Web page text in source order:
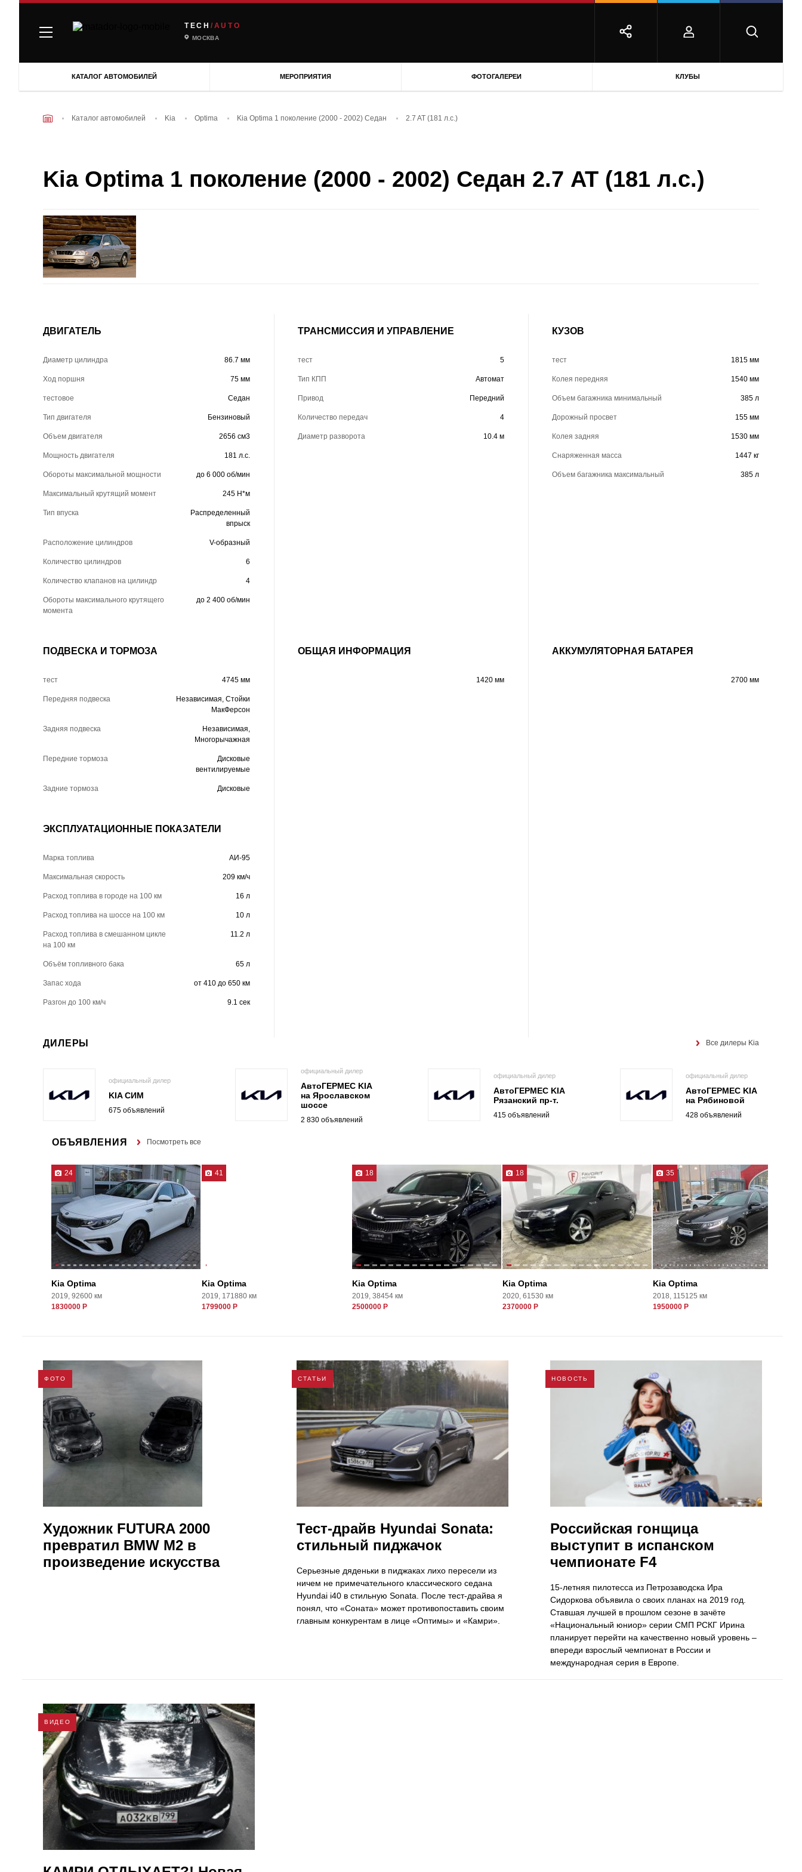
TECH /AUTO
МОСКВА
КАТАЛОГ АВТОМОБИЛЕЙ МЕРОПРИЯТИЯ ФОТОГАЛЕРЕИ КЛУБЫ
Каталог автомобилей Kia Optima Kia Optima 1 поколение (2000 - 2002) Седан 2.7 AT (181 л.с.)
Kia Optima 1 поколение (2000 - 2002) Седан 2.7 AT (181 л.с.)
ДВИГАТЕЛЬ
Диаметр цилиндра 86.7 мм
Ход поршня 75 мм
тестовое Седан
Тип двигателя Бензиновый
Объем двигателя 2656 см3
Мощность двигателя 181 л.с.
Обороты максимальной мощности до 6 000 об/мин
Максимальный крутящий момент 245 Н*м
Тип впуска
Распределенный
впрыск
Расположение цилиндров V-образный
Количество цилиндров 6
Количество клапанов на цилиндр 4
Обороты максимального крутящего
момента
до 2 400 об/мин
ТРАНСМИССИЯ И УПРАВЛЕНИЕ
тест 5
Тип КПП Автомат
Привод Передний
Количество передач 4
Диаметр разворота 10.4 м
КУЗОВ
тест 1815 мм
Колея передняя 1540 мм
Объем багажника минимальный 385 л
Дорожный просвет 155 мм
Колея задняя 1530 мм
Снаряженная масса 1447 кг
Объем багажника максимальный 385 л
ПОДВЕСКА И ТОРМОЗА
тест 4745 мм
Передняя подвеска
Независимая, Стойки
МакФерсон
Задняя подвеска
Независимая,
Многорычажная
Передние тормоза
Дисковые
вентилируемые
Задние тормоза Дисковые
ОБЩАЯ ИНФОРМАЦИЯ
1420 мм
АККУМУЛЯТОРНАЯ БАТАРЕЯ
2700 мм
ЭКСПЛУАТАЦИОННЫЕ ПОКАЗАТЕЛИ
Марка топлива АИ-95
Максимальная скорость 209 км/ч
Расход топлива в городе на 100 км 16 л
Расход топлива на шоссе на 100 км 10 л
Расход топлива в смешанном цикле
на 100 км
11.2 л
Объём топливного бака 65 л
Запас хода от 410 до 650 км
Разгон до 100 км/ч 9.1 сек
ДИЛЕРЫ Все дилеры Kia
официальный дилер
KIA СИМ
675 объявлений
официальный дилер
АвтоГЕРМЕС KIA
на Ярославском
шоссе
2 830 объявлений
официальный дилер
АвтоГЕРМЕС KIA
Рязанский пр-т.
415 объявлений
официальный дилер
АвтоГЕРМЕС KIA
на Рябиновой
428 объявлений
ОБЪЯВЛЕНИЯ Посмотреть все
24
Kia Optima
2019, 92600 км
1830000 Р
41
Kia Optima
2019, 171880 км
1799000 Р
18
Kia Optima
2019, 38454 км
2500000 Р
18
Kia Optima
2020, 61530 км
2370000 Р
35
Kia Optima
2018, 115125 км
1950000 Р
ФОТО
Художник FUTURA 2000
превратил BMW M2 в
произведение искусства
СТАТЬИ
Тест-драйв Hyundai Sonata:
стильный пиджачок
Серьезные дяденьки в пиджаках лихо пересели из
ничем не примечательного классического седана
Hyundai i40 в стильную Sonata. После тест-драйва я
понял, что «Соната» может противопоставить своим
главным конкурентам в лице «Оптимы» и «Камри».
НОВОСТЬ
Российская гонщица
выступит в испанском
чемпионате F4
15-летняя пилотесса из Петрозаводска Ира
Сидоркова объявила о своих планах на 2019 год.
Ставшая лучшей в прошлом сезоне в зачёте
«Национальный юниор» серии СМП РСКГ Ирина
планирует перейти на качественно новый уровень –
впереди взрослый чемпионат в России и
международная серия в Европе.
ВИДЕО